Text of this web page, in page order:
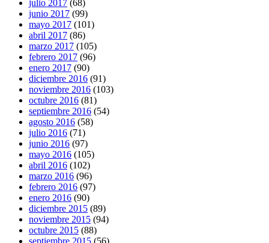
julio 2017 (68)
junio 2017 (99)
mayo 2017 (101)
abril 2017 (86)
marzo 2017 (105)
febrero 2017 (96)
enero 2017 (90)
diciembre 2016 (91)
noviembre 2016 (103)
octubre 2016 (81)
septiembre 2016 (54)
agosto 2016 (58)
julio 2016 (71)
junio 2016 (97)
mayo 2016 (105)
abril 2016 (102)
marzo 2016 (96)
febrero 2016 (97)
enero 2016 (90)
diciembre 2015 (89)
noviembre 2015 (94)
octubre 2015 (88)
septiembre 2015 (56)